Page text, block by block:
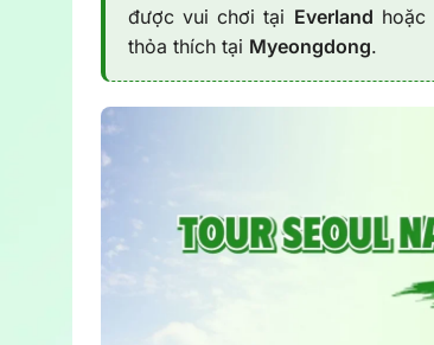
được vui chơi tại Everland hoặc
thỏa thích tại Myeongdong.